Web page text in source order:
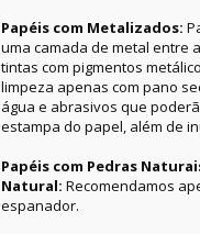
Papéis com Metalizados:
uma camada de metal entre
tintas com pigmentos
limpeza apenas com pano
água e abrasivos que
estampa do papel, além de
Papéis com Pedras
Natural: Recomendamos
espanador.